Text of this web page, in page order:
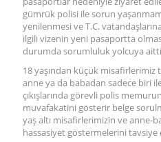
gümrük polisi ile sorun
yenilenmesi ve T.C.
ilgili vizenin yeni pasaportta
durumda sorumluluk yolcuya
18 yaşından küçük misafirlerimiz
anne ya da babadan sadece biri
çıkışlarında görevli polis
muvafakatini gösterir belge
yaş altı misafirlerimizin ve anne-
hassasiyet göstermelerini tavsiye